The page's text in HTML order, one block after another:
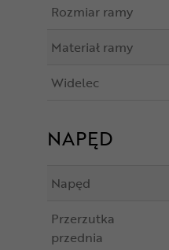
Rozmiar ramy
Materiał ramy
Widelec
NAPĘD
Napęd
Przerzutka
przednia